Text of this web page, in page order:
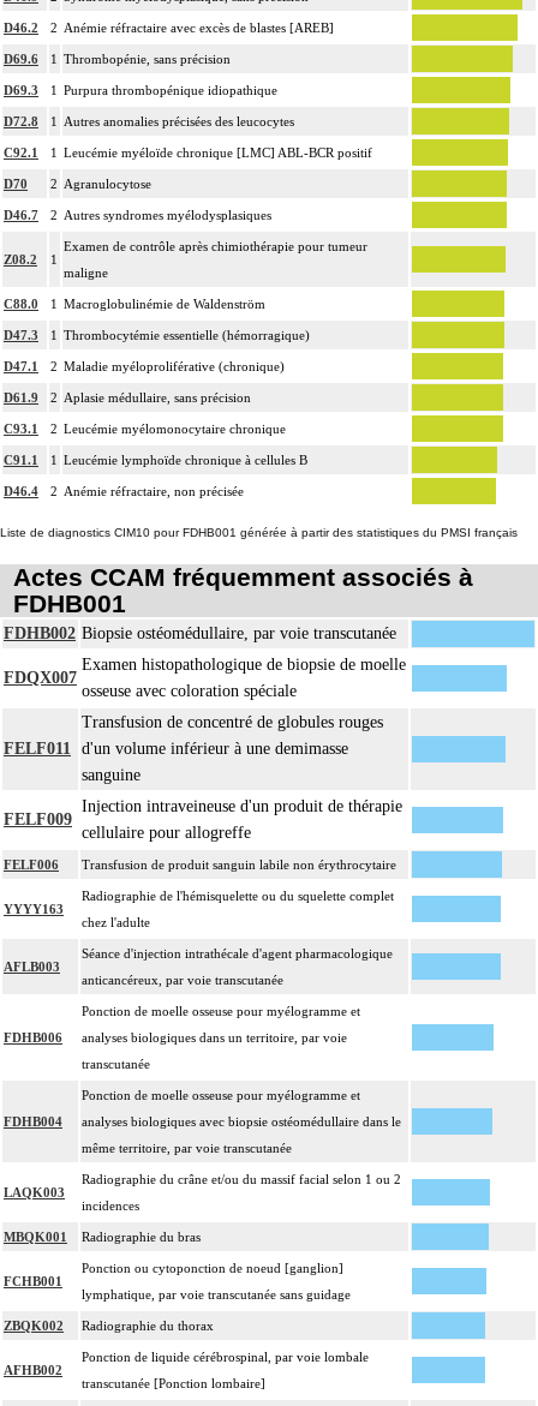
D46.2 2 Anémie réfractaire avec excès de blastes [AREB]
D69.6 1 Thrombopénie, sans précision
D69.3 1 Purpura thrombopénique idiopathique
D72.8 1 Autres anomalies précisées des leucocytes
C92.1 1 Leucémie myéloïde chronique [LMC] ABL-BCR positif
D70 2 Agranulocytose
D46.7 2 Autres syndromes myélodysplasiques
Z08.2 1
Examen de contrôle après chimiothérapie pour tumeur
maligne
C88.0 1 Macroglobulinémie de Waldenström
D47.3 1 Thrombocytémie essentielle (hémorragique)
D47.1 2 Maladie myéloproliférative (chronique)
D61.9 2 Aplasie médullaire, sans précision
C93.1 2 Leucémie myélomonocytaire chronique
C91.1 1 Leucémie lymphoïde chronique à cellules B
D46.4 2 Anémie réfractaire, non précisée
Liste de diagnostics CIM10 pour FDHB001 générée à partir des statistiques du PMSI français
Actes CCAM fréquemment associés à
FDHB001
FDHB002 Biopsie ostéomédullaire, par voie transcutanée
FDQX007
Examen histopathologique de biopsie de moelle
osseuse avec coloration spéciale
FELF011
Transfusion de concentré de globules rouges
d'un volume inférieur à une demimasse
sanguine
FELF009
Injection intraveineuse d'un produit de thérapie
cellulaire pour allogreffe
FELF006 Transfusion de produit sanguin labile non érythrocytaire
YYYY163
Radiographie de l'hémisquelette ou du squelette complet
chez l'adulte
AFLB003
Séance d'injection intrathécale d'agent pharmacologique
anticancéreux, par voie transcutanée
FDHB006
Ponction de moelle osseuse pour myélogramme et
analyses biologiques dans un territoire, par voie
transcutanée
FDHB004
Ponction de moelle osseuse pour myélogramme et
analyses biologiques avec biopsie ostéomédullaire dans le
même territoire, par voie transcutanée
LAQK003
Radiographie du crâne et/ou du massif facial selon 1 ou 2
incidences
MBQK001 Radiographie du bras
FCHB001
Ponction ou cytoponction de noeud [ganglion]
lymphatique, par voie transcutanée sans guidage
ZBQK002 Radiographie du thorax
AFHB002
Ponction de liquide cérébrospinal, par voie lombale
transcutanée [Ponction lombaire]